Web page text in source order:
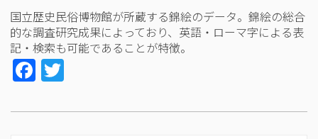
国立歴史民俗博物館が所蔵する錦絵のデータ。錦絵の総合
的な調査研究成果によっており、英語・ローマ字による表
記・検索も可能であることが特徴。
Facebook